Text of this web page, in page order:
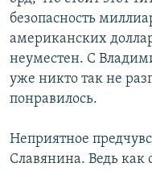
безопасность
американских
неуместен. С
уже никто так не
понравилось.
Неприятное
Славянина. Ведь как